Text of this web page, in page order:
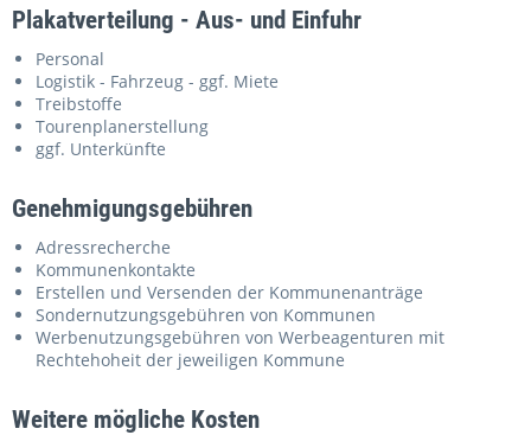
Plakatverteilung - Aus- und Einfuhr
Personal
Logistik - Fahrzeug - ggf. Miete
Treibstoffe
Tourenplanerstellung
ggf. Unterkünfte
Genehmigungsgebühren
Adressrecherche
Kommunenkontakte
Erstellen und Versenden der Kommunenanträge
Sondernutzungsgebühren von Kommunen
Werbenutzungsgebühren von Werbeagenturen mit
Rechtehoheit der jeweiligen Kommune
Weitere mögliche Kosten